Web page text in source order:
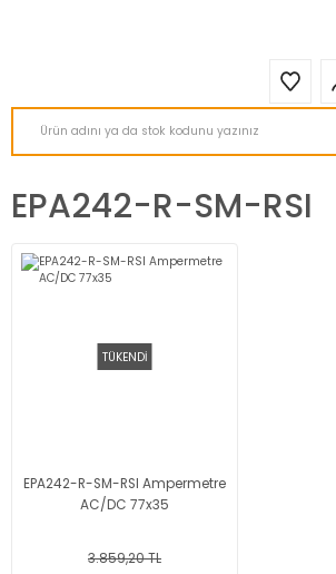
EPA242-R-SM-RSI
TÜKENDİ
EPA242-R-SM-RSI Ampermetre
AC/DC 77x35
3.859,20 TL